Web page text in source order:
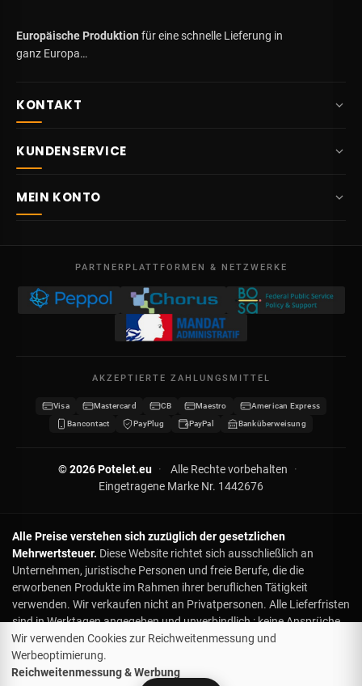
Europäische Produktion für eine schnelle Lieferung in
ganz Europa…
KONTAKT
Mo – Fr
09:00 – 17:00
USt-IdNr. BE 0641.740.320 - Lüttich
KUNDENSERVICE
Lieferung
AGB
Datenschutz
MEIN KONTO
Meine Gutschriften
Meine Gutscheine
Wiederverkäufer werden
PARTNERPLATTFORMEN & NETZWERKE
AKZEPTIERTE ZAHLUNGSMITTEL
Visa Mastercard CB Maestro
American Express
Bancontact
PayPlug PayPal Banküberweisung
© 2026 Potelet.eu · Alle Rechte vorbehalten
·
Eingetragene Marke Nr. 1442676
Alle Preise verstehen sich zuzüglich der gesetzlichen
Mehrwertsteuer. Diese Website richtet sich ausschließlich an
Unternehmen, juristische Personen und freie Berufe, die die
erworbenen Produkte im Rahmen ihrer beruflichen Tätigkeit
verwenden. Wir verkaufen nicht an Privatpersonen. Alle Lieferfristen
sind in Werktagen angegeben und unverbindlich : keine Ansprüche
oder Rückerstattungen bei Verzögerung. Für Lieferungen zu einem
bestimmten Datum, bitte kontaktieren Sie uns vorab. Obwohl die
Lieferung ab 500 € kostenlos ist, entstehen bei Sonderwünschen
Wir verwenden Cookies zur Reichweitenmessung und
Werbeoptimierung.
Reichweitenmessung & Werbung